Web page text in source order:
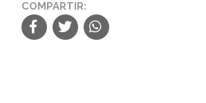
COMPARTIR: